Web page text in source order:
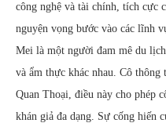
công nghệ và tài chính, tích cực
nguyện vọng bước vào các lĩnh
Mei là một người đam mê du
và ẩm thực khác nhau. Cô
Quan Thoại, điều này cho phép
khán giả đa dạng. Sự cống hiến